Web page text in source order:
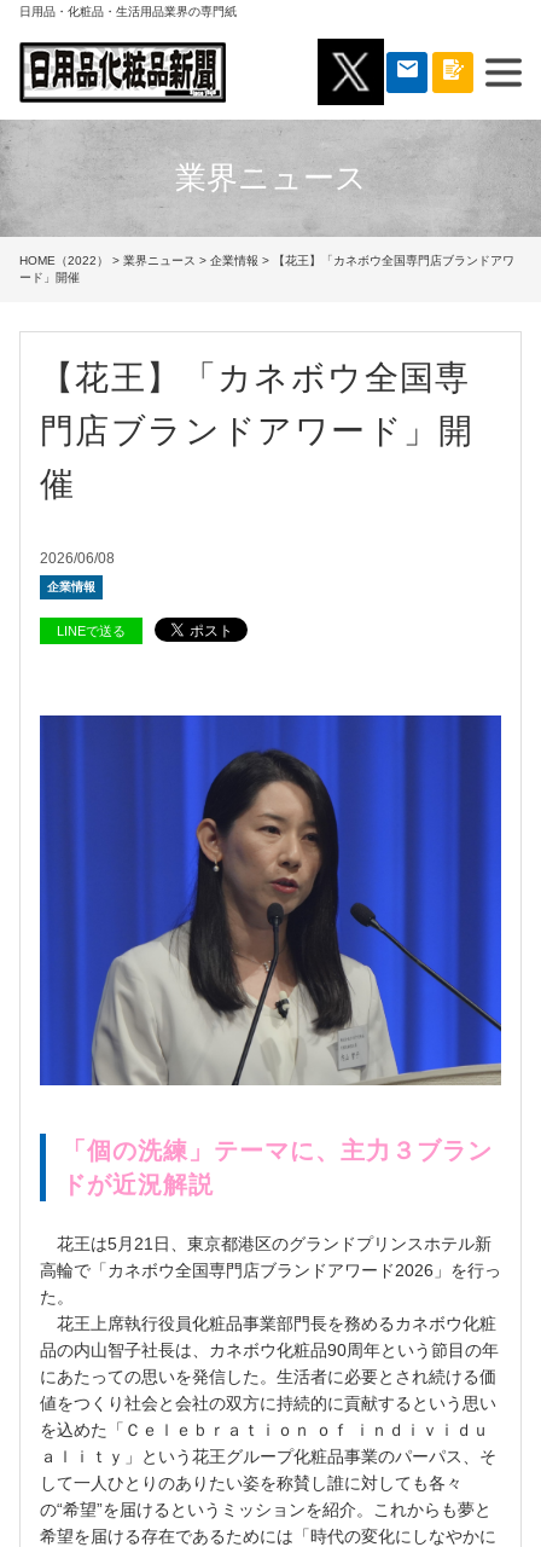
日用品・化粧品・生活用品業界の専門紙
業界ニュース
HOME（2022） > 業界ニュース > 企業情報 > 【花王】「カネボウ全国専門店ブランドアワ
ード」開催
【花王】「カネボウ全国専
門店ブランドアワード」開
催
2026/06/08
企業情報
LINEで送る
「個の洗練」テーマに、主力３ブラン
ドが近況解説
花王は5月21日、東京都港区のグランドプリンスホテル新
高輪で「カネボウ全国専門店ブランドアワード2026」を行っ
た。
花王上席執行役員化粧品事業部門長を務めるカネボウ化粧
品の内山智子社長は、カネボウ化粧品90周年という節目の年
にあたっての思いを発信した。生活者に必要とされ続ける価
値をつくり社会と会社の双方に持続的に貢献するという思い
を込めた「Ｃｅｌｅｂｒａｔｉｏｎ ｏｆ ｉｎｄｉｖｉｄｕ
ａｌｉｔｙ」という花王グループ化粧品事業のパーパス、そ
して一人ひとりのありたい姿を称賛し誰に対しても各々
の“希望”を届けるというミッションを紹介。これからも夢と
希望を届ける存在であるためには「時代の変化にしなやかに